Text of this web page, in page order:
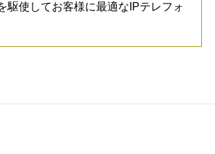
駆使してお客様に最適なIPテレフォ